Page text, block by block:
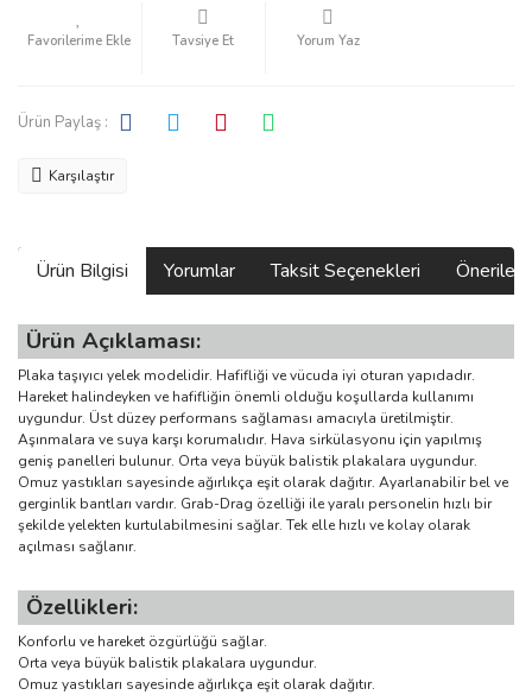
Tavsiye Et Yorum Yaz
Ürün Paylaş :
Karşılaştır
Ürün Bilgisi Yorumlar Taksit Seçenekleri
Ürün Açıklaması:
Plaka taşıyıcı yelek modelidir. Hafifliği ve vücuda iyi oturan yapıdadır.
Hareket halindeyken ve hafifliğin önemli olduğu koşullarda kullanımı
uygundur. Üst düzey performans sağlaması amacıyla üretilmiştir.
Aşınmalara ve suya karşı korumalıdır. Hava sirkülasyonu için yapılmış
geniş panelleri bulunur. Orta veya büyük balistik plakalara uygundur.
Omuz yastıkları sayesinde ağırlıkça eşit olarak dağıtır. Ayarlanabilir bel ve
gerginlik bantları vardır. Grab-Drag özelliği ile yaralı personelin hızlı bir
şekilde yelekten kurtulabilmesini sağlar. Tek elle hızlı ve kolay olarak
açılması sağlanır.
Özellikleri:
Konforlu ve hareket özgürlüğü sağlar.
Orta veya büyük balistik plakalara uygundur.
Omuz yastıkları sayesinde ağırlıkça eşit olarak dağıtır.